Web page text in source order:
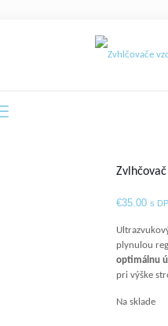
€35.00 s
plynulou
optimálnu
pri výške
Na sklade